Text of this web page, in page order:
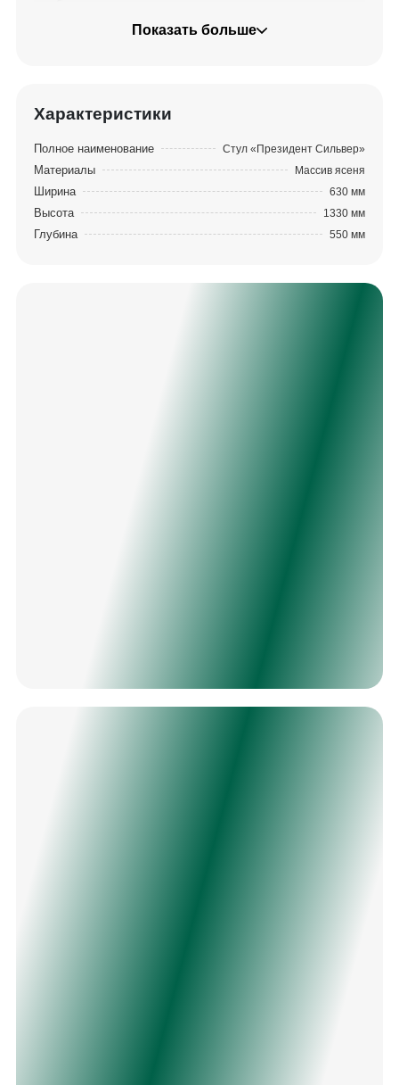
Показать больше
Характеристики
Полное наименование Стул «Президент Сильвер»
Материалы Массив ясеня
Ширина 630 мм
Высота 1330 мм
Глубина 550 мм